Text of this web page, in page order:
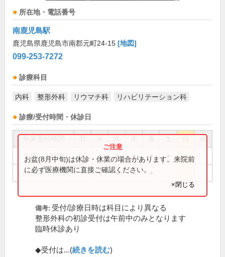
所在地・電話番号
南鹿児島駅
鹿児島県鹿児島市南郡元町24-15 [地図]
099-253-7272
診療科目
内科 整形外科 リウマチ科 リハビリテーション科
診療/受付時間・休診日
祝
9:00～12:30 ● ● ● ● ●
14:30～17:30 ● ● ● ●
お盆(8月中旬)は休診・休業の場合があります。来院前
に必ず医療機関に直接ご確認ください。
×閉じる
備考: 受付/診療日時は科目により異なる
整形外科の初診受付は午前中のみとなります
臨時休診あり
◆受付は...(続きを読む)